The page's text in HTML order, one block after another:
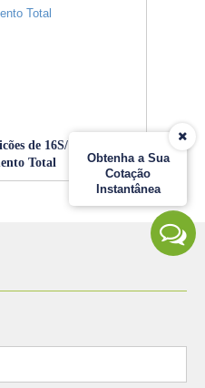
Obtenha a Sua
Cotação
Instantânea
de 16S/18S/ITS de
Total